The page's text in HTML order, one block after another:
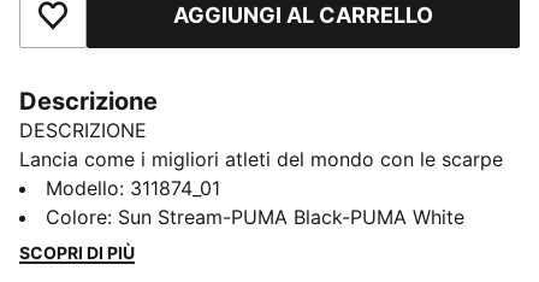
Aggiungi ai PreferitiAGGIUNGI AL CARRELLO
Descrizione
DESCRIZIONE
Lancia come i migliori atleti del mondo con le scarpe
da lancio d'élite di PUMA. Caratterizzata da una suola
in gomma 360 premium per il grip e un cinturino a
metà piede per una calzata più personalizzata,
Modello: 311874_01
Colore: Sun Stream-PUMA Black-PUMA White
SCOPRI DI PIÙ